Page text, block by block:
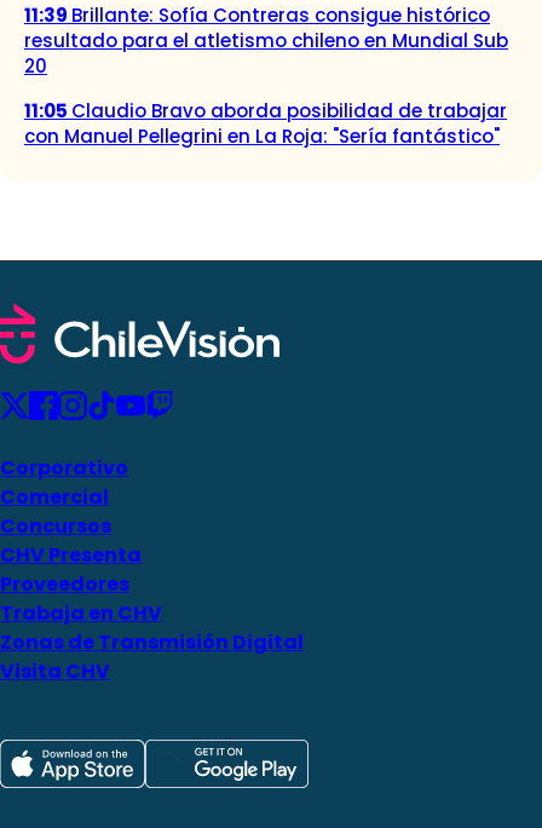
11:39 Brillante: Sofía Contreras consigue histórico
resultado para el atletismo chileno en Mundial Sub
20
11:05 Claudio Bravo aborda posibilidad de trabajar
con Manuel Pellegrini en La Roja: "Sería fantástico"
Corporativo
Comercial
Concursos
CHV Presenta
Proveedores
Trabaja en CHV
Zonas de Transmisión Digital
Visita CHV